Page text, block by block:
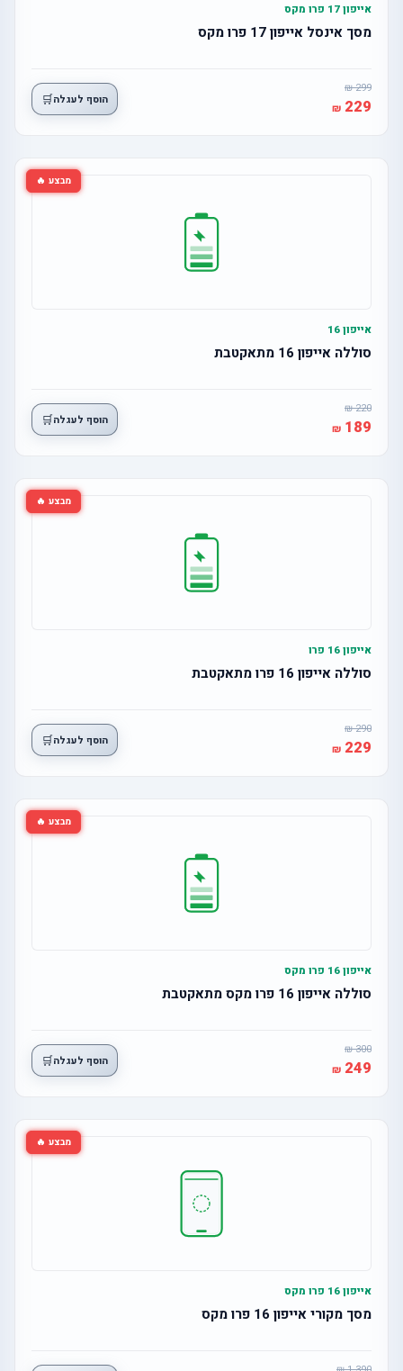
אייפון 17 פרו מקס
מסך אינסל אייפון 17 פרו מקס
299
229 הוסף לעגלה🛒
מבצע 🔥
אייפון 16
סוללה אייפון 16 מתאקטבת
220
189 הוסף לעגלה🛒
מבצע 🔥
אייפון 16 פרו
סוללה אייפון 16 פרו מתאקטבת
290
229 הוסף לעגלה🛒
מבצע 🔥
אייפון 16 פרו מקס
סוללה אייפון 16 פרו מקס מתאקטבת
300
249 הוסף לעגלה🛒
מבצע 🔥
אייפון 16 פרו מקס
מסך מקורי אייפון 16 פרו מקס